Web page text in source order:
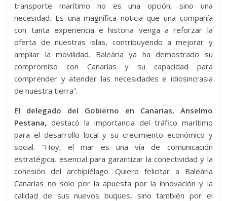
transporte marítimo no es una opción, sino una
necesidad. Es una magnífica noticia que una compañía
con tanta experiencia e historia venga a reforzar la
oferta de nuestras islas, contribuyendo a mejorar y
ampliar la movilidad. Baleària ya ha demostrado su
compromiso con Canarias y su capacidad para
comprender y atender las necesidades e idiosincrasia
de nuestra tierra”.
El delegado del Gobierno en Canarias, Anselmo
Pestana, destacó la importancia del tráfico marítimo
para el desarrollo local y su crecimiento económico y
social. “Hoy, el mar es una vía de comunicación
estratégica, esencial para garantizar la conectividad y la
cohesión del archipiélago. Quiero felicitar a Baleària
Canarias no solo por la apuesta por la innovación y la
calidad de sus nuevos buques, sino también por el